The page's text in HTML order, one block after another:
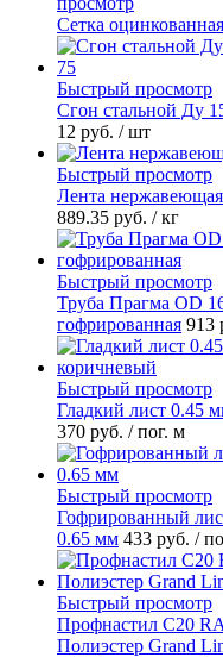
Сетка
Быстрый просмотр
Сгон стальной Ду
12 руб. / шт
Быстрый просмотр
Лента
889.35 руб. / кг
Быстрый просмотр
Труба Прагма OD
гофрированная 913
Быстрый просмотр
Гладкий лист 0.45
370 руб. / пог. м
Быстрый просмотр
Гофрированный
0.65 мм 433 руб. /
Быстрый просмотр
Профнастил С20
Полиэстер Grand